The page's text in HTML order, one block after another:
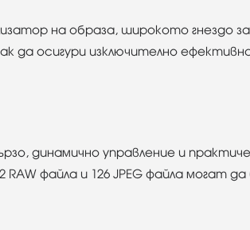
на образа, широкото гнездо
да осигури изключително
динамично управление и
файла и 126 JPEG файла могат